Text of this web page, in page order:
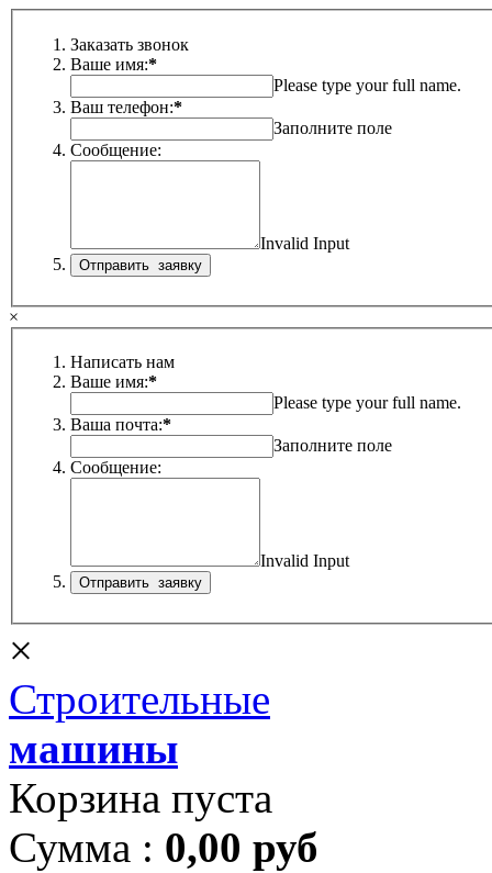
Заказать звонок
Ваше имя:*
Please type your full name.
Ваш телефон:*
Заполните поле
Сообщение:
Invalid Input
×
Написать нам
Ваше имя:*
Please type your full name.
Ваша почта:*
Заполните поле
Сообщение:
Invalid Input
×
Строительные
машины
Корзина пуста
Сумма : 0,00 руб